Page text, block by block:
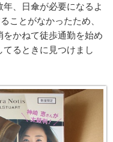
、日傘が必要になるよ
ことがなかったため、
かねて徒歩通勤を始め
るときに見つけまし